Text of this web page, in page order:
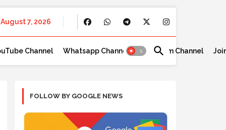
August 7, 2026
Channel Whatsapp Channel Telegram Channel
FOLLOW BY GOOGLE NEWS